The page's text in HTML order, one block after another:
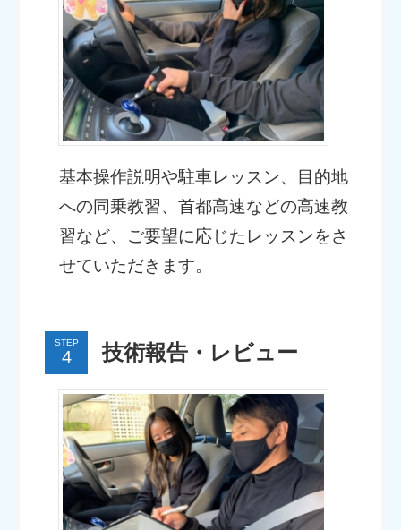
基本操作説明や駐車レッスン、目的地
への同乗教習、首都高速などの高速教
習など、ご要望に応じたレッスンをさ
せていただきます。
STEP 技術報告・レビュー